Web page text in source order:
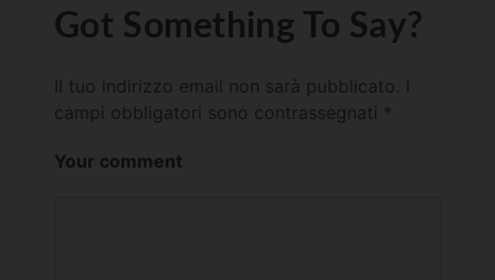
Got Something To Say?
Il tuo indirizzo email non sarà pubblicato.
campi obbligatori sono contrassegnati *
Your comment